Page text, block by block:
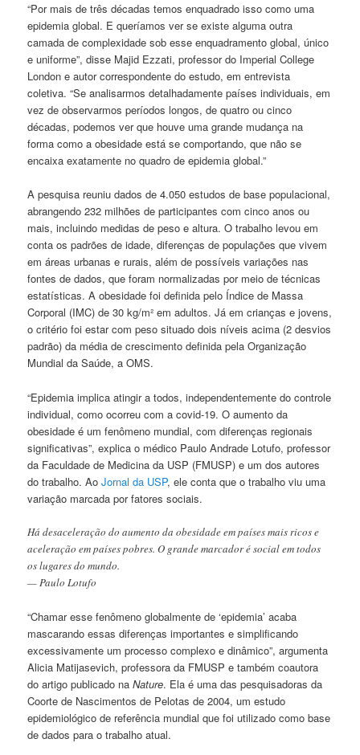
“Por mais de três décadas temos enquadrado isso como uma
epidemia global. E queríamos ver se existe alguma outra
camada de complexidade sob esse enquadramento global, único
e uniforme”, disse Majid Ezzati, professor do Imperial College
London e autor correspondente do estudo, em entrevista
coletiva. “Se analisarmos detalhadamente países individuais, em
vez de observarmos períodos longos, de quatro ou cinco
décadas, podemos ver que houve uma grande mudança na
forma como a obesidade está se comportando, que não se
encaixa exatamente no quadro de epidemia global.”
A pesquisa reuniu dados de 4.050 estudos de base populacional,
abrangendo 232 milhões de participantes com cinco anos ou
mais, incluindo medidas de peso e altura. O trabalho levou em
conta os padrões de idade, diferenças de populações que vivem
em áreas urbanas e rurais, além de possíveis variações nas
fontes de dados, que foram normalizadas por meio de técnicas
estatísticas. A obesidade foi definida pelo Índice de Massa
Corporal (IMC) de 30 kg/m² em adultos. Já em crianças e jovens,
o critério foi estar com peso situado dois níveis acima (2 desvios
padrão) da média de crescimento definida pela Organização
Mundial da Saúde, a OMS.
“Epidemia implica atingir a todos, independentemente do controle
individual, como ocorreu com a covid-19. O aumento da
obesidade é um fenômeno mundial, com diferenças regionais
significativas”, explica o médico Paulo Andrade Lotufo, professor
da Faculdade de Medicina da USP (FMUSP) e um dos autores
do trabalho. AoJornal da USP, ele conta que o trabalho viu uma
variação marcada por fatores sociais.
Há desaceleração do aumento da obesidade em países mais ricos e
aceleração em países pobres. O grande marcador é social em todos
os lugares do mundo.
— Paulo Lotufo
“Chamar esse fenômeno globalmente de ‘epidemia’ acaba
mascarando essas diferenças importantes e simplificando
excessivamente um processo complexo e dinâmico”, argumenta
Alicia Matijasevich, professora da FMUSP e também coautora
do artigo publicado naNature. Ela é uma das pesquisadoras da
Coorte de Nascimentos de Pelotas de 2004, um estudo
epidemiológico de referência mundial que foi utilizado como base
de dados para o trabalho atual.